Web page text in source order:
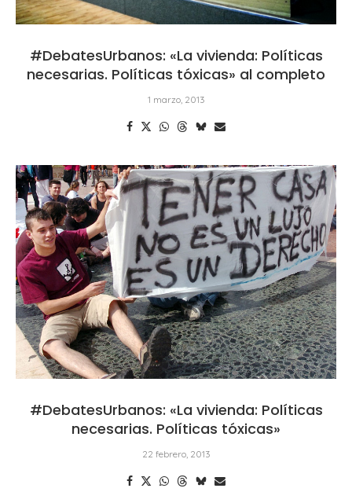
#DebatesUrbanos: «La vivienda: Políticas
necesarias. Políticas tóxicas» al completo
1 marzo, 2013
#DebatesUrbanos: «La vivienda: Políticas
necesarias. Políticas tóxicas»
22 febrero, 2013